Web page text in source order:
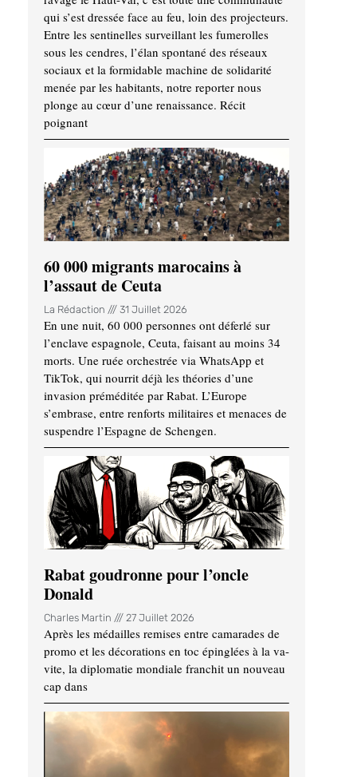
qui s’est dressée face au feu, loin des projecteurs.
Entre les sentinelles surveillant les fumerolles
sous les cendres, l’élan spontané des réseaux
sociaux et la formidable machine de solidarité
menée par les habitants, notre reporter nous
plonge au cœur d’une renaissance. Récit
poignant
60 000 migrants marocains à
l’assaut de Ceuta
La Rédaction 31 Juillet 2026
En une nuit, 60 000 personnes ont déferlé sur
l’enclave espagnole, Ceuta, faisant au moins 34
morts. Une ruée orchestrée via WhatsApp et
TikTok, qui nourrit déjà les théories d’une
invasion préméditée par Rabat. L’Europe
s’embrase, entre renforts militaires et menaces de
suspendre l’Espagne de Schengen.
Rabat goudronne pour l’oncle
Donald
Charles Martin 27 Juillet 2026
Après les médailles remises entre camarades de
promo et les décorations en toc épinglées à la va-
vite, la diplomatie mondiale franchit un nouveau
cap dans